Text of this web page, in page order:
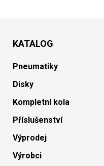
KATALOG
Pneumatiky
Disky
Kompletní kola
Příslušenství
Výprodej
Výrobci